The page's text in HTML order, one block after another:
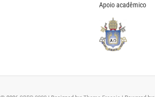
Apoio acadêmico